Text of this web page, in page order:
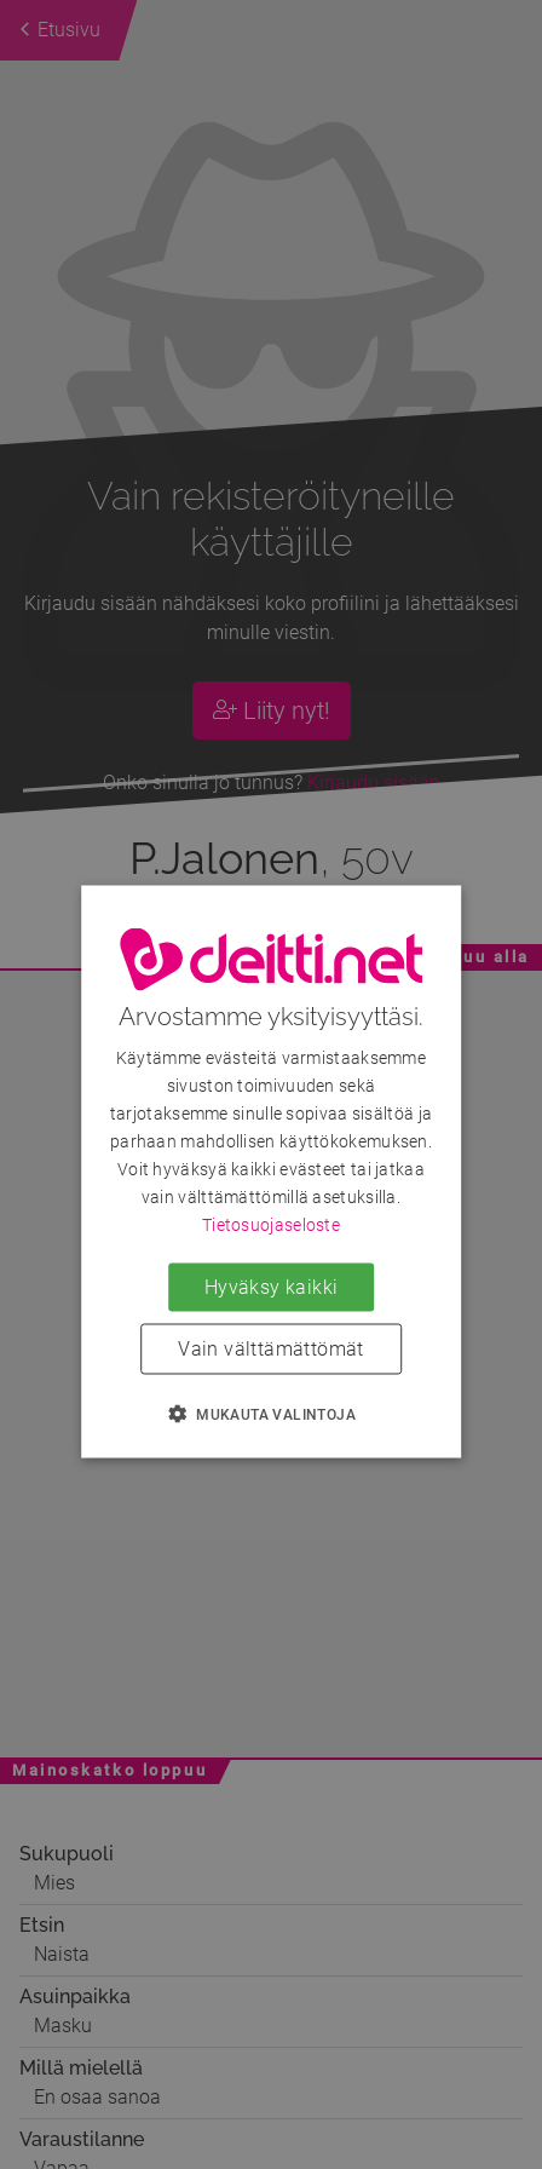
Etusivu
Vain rekisteröityneille
käyttäjille
Kirjaudu sisään nähdäksesi koko profiilini ja lähettääksesi
minulle viestin.
Liity nyt!
Onko sinulla jo tunnus? Kirjaudu sisään
P.Jalonen, 50v
Mainoskatko - Sisältö jatkuu alla
Mainoskatko loppuu
Sukupuoli
Mies
Etsin
Naista
Asuinpaikka
Masku
Millä mielellä
En osaa sanoa
Varaustilanne
Arvostamme yksityisyyttäsi.
Käytämme evästeitä varmistaaksemme
sivuston toimivuuden sekä
tarjotaksemme sinulle sopivaa sisältöä ja
parhaan mahdollisen käyttökokemuksen.
Voit hyväksyä kaikki evästeet tai jatkaa
vain välttämättömillä asetuksilla.
Tietosuojaseloste
Hyväksy kaikki
Vain välttämättömät
MUKAUTA VALINTOJA